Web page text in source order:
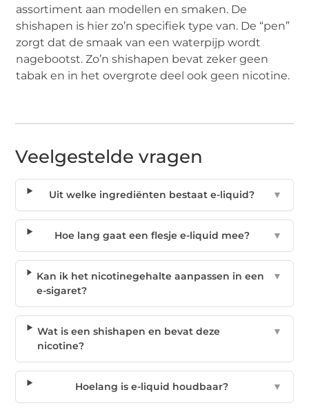
assortiment aan modellen en smaken. De
shishapen is hier zo’n specifiek type van. De “pen”
zorgt dat de smaak van een waterpijp wordt
nagebootst. Zo’n shishapen bevat zeker geen
tabak en in het overgrote deel ook geen nicotine.
Veelgestelde vragen
Uit welke ingrediënten bestaat e-liquid? ▼
Hoe lang gaat een flesje e-liquid mee? ▼
Kan ik het nicotinegehalte aanpassen in een
e-sigaret?
▼
Wat is een shishapen en bevat deze
nicotine?
▼
Hoelang is e-liquid houdbaar? ▼